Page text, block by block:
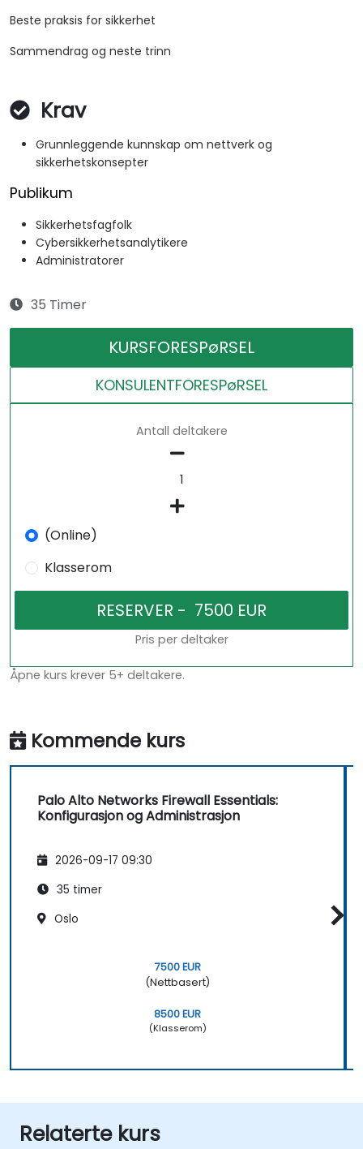
Beste praksis for sikkerhet
Sammendrag og neste trinn
Krav
Grunnleggende kunnskap om nettverk og
sikkerhetskonsepter
Publikum
Sikkerhetsfagfolk
Cybersikkerhetsanalytikere
Administratorer
35 Timer
KURSFORESPøRSEL
KONSULENTFORESPøRSEL
Antall deltakere
(Online)
Klasserom
Pris per deltaker
Åpne kurs krever 5+ deltakere.
Kommende kurs
Palo Alto Networks Firewall Essentials:
Konfigurasjon og Administrasjon
2026-09-17 09:30
35 timer
Oslo
7500 EUR
(Nettbasert)
8500 EUR
(Klasserom)
Relaterte kurs